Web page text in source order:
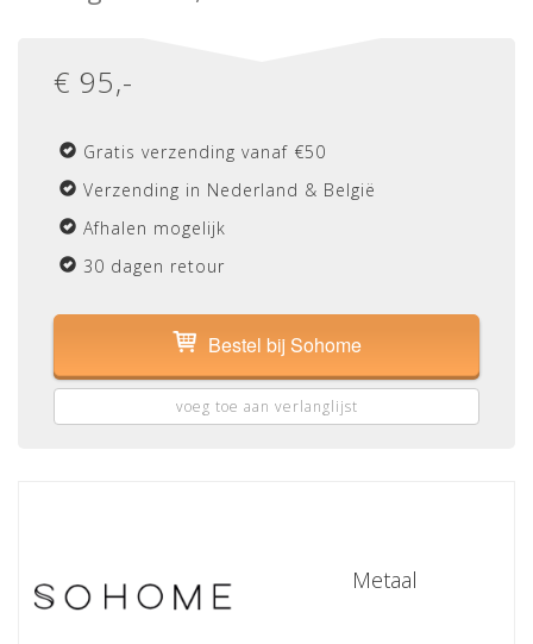
€ 95,-
Gratis verzending vanaf €50
Verzending in Nederland & België
Afhalen mogelijk
30 dagen retour
Bestel bij Sohome
voeg toe aan verlanglijst
Metaal